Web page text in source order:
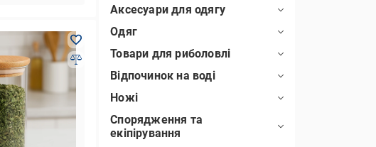
Аксесуари для одягу
Одяг
Товари для риболовлі
Відпочинок на воді
Ножі
Спорядження та
екіпірування